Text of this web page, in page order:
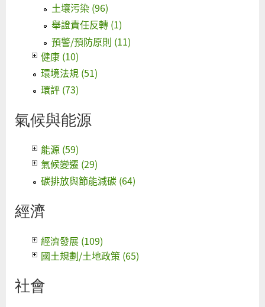
土壤污染 (96)
舉證責任反轉 (1)
預警/預防原則 (11)
健康 (10)
環境法規 (51)
環評 (73)
氣候與能源
能源 (59)
氣候變遷 (29)
碳排放與節能減碳 (64)
經濟
經濟發展 (109)
國土規劃/土地政策 (65)
社會